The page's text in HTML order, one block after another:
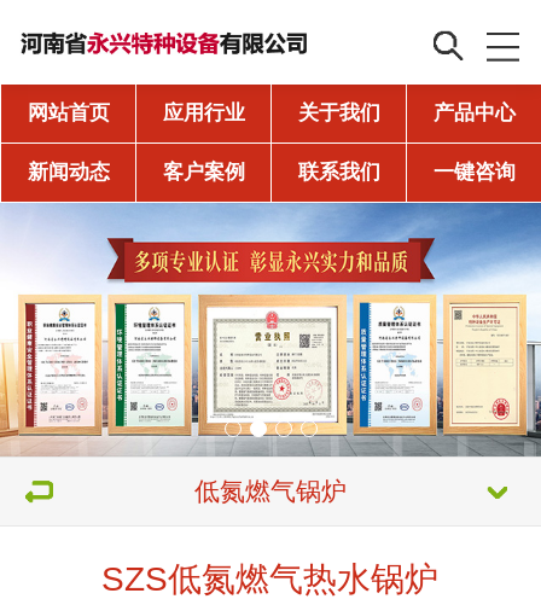
网站首页 应用行业 关于我们 产品中心
新闻动态 客户案例 联系我们 一键咨询
低氮燃气锅炉
SZS低氮燃气热水锅炉